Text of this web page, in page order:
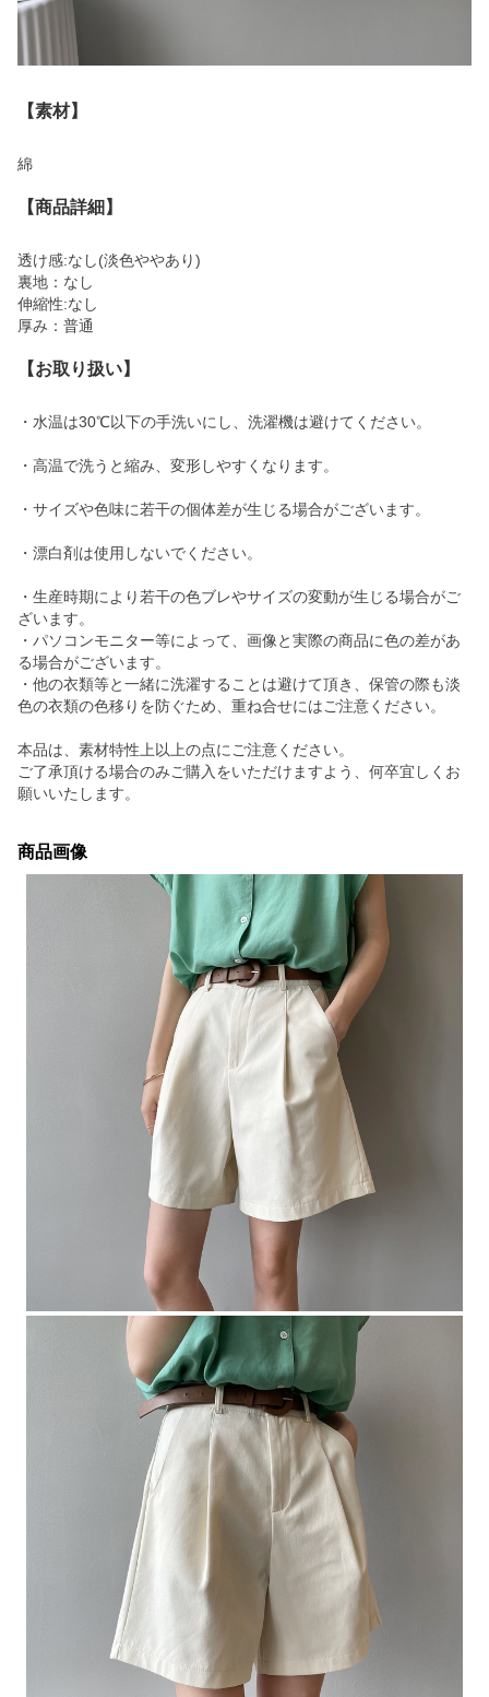
【素材】
綿
【商品詳細】
透け感:なし(淡色ややあり)
裏地：なし
伸縮性:なし
厚み：普通
【お取り扱い】
・水温は30℃以下の手洗いにし、洗濯機は避けてください。
・高温で洗うと縮み、変形しやすくなります。
・サイズや色味に若干の個体差が生じる場合がございます。
・漂白剤は使用しないでください。
・生産時期により若干の色ブレやサイズの変動が生じる場合がご
ざいます。
・パソコンモニター等によって、画像と実際の商品に色の差があ
る場合がございます。
・他の衣類等と一緒に洗濯することは避けて頂き、保管の際も淡
色の衣類の色移りを防ぐため、重ね合せにはご注意ください。
本品は、素材特性上以上の点にご注意ください。
ご了承頂ける場合のみご購入をいただけますよう、何卒宜しくお
願いいたします。
商品画像